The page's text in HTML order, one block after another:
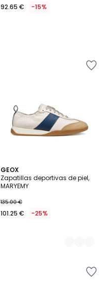
92.65 € -15%
GEOX
Zapatillas deportivas de piel,
MARYEMY
135.00 €
101.25 € -25%
2
Colores